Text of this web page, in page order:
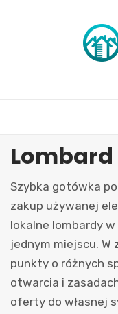
Lombard
Szybka gotówka
zakup używanej
lokalne lombardy
jednym miejscu.
punkty o różnych
otwarcia i
oferty do własnej